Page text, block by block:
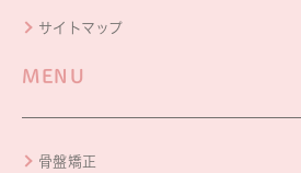
サイトマップ
MENU
骨盤矯正